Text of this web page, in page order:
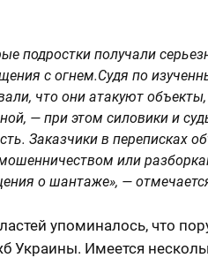
подростки получали
с огнем.Судя по
что они атакуют
— при этом силовики и
Заказчики в переписках
или
о шантаже», —
упоминалось, что
Украины. Имеется